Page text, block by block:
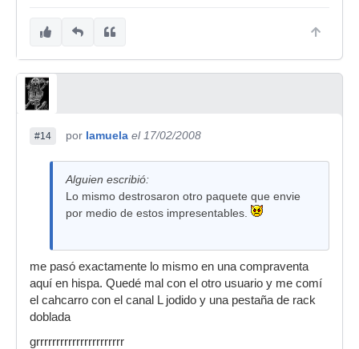
#14 por lamuela el 17/02/2008
Alguien escribió:
Lo mismo destrosaron otro paquete que envie
por medio de estos impresentables.
me pasó exactamente lo mismo en una compraventa
aquí en hispa. Quedé mal con el otro usuario y me comí
el cahcarro con el canal L jodido y una pestaña de rack
doblada
grrrrrrrrrrrrrrrrrrrrrr